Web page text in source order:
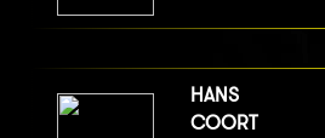
HANS
COORT